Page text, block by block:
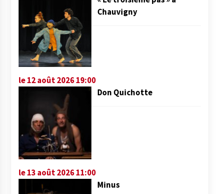
Chauvigny
le 12 août 2026 19:00
Don Quichotte
le 13 août 2026 11:00
Minus